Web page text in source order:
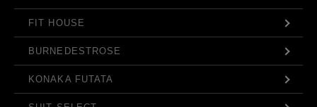
FIT HOUSE
BURNEDESTROSE
KONAKA FUTATA